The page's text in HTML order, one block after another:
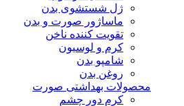
ژل شستشوی بدن
ماساژور صورت و بدن
تقویت کننده ناخن
کرم و لوسیون
شامپو بدن
روغن بدن
محصولات بهداشتی صورت
کرم دور چشم